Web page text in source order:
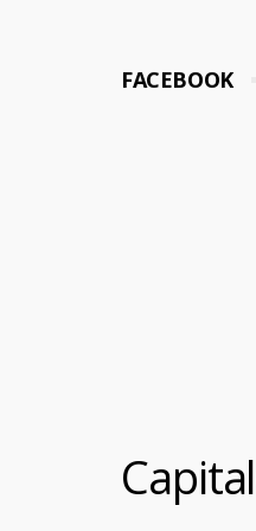
FACEBOOK
Capital